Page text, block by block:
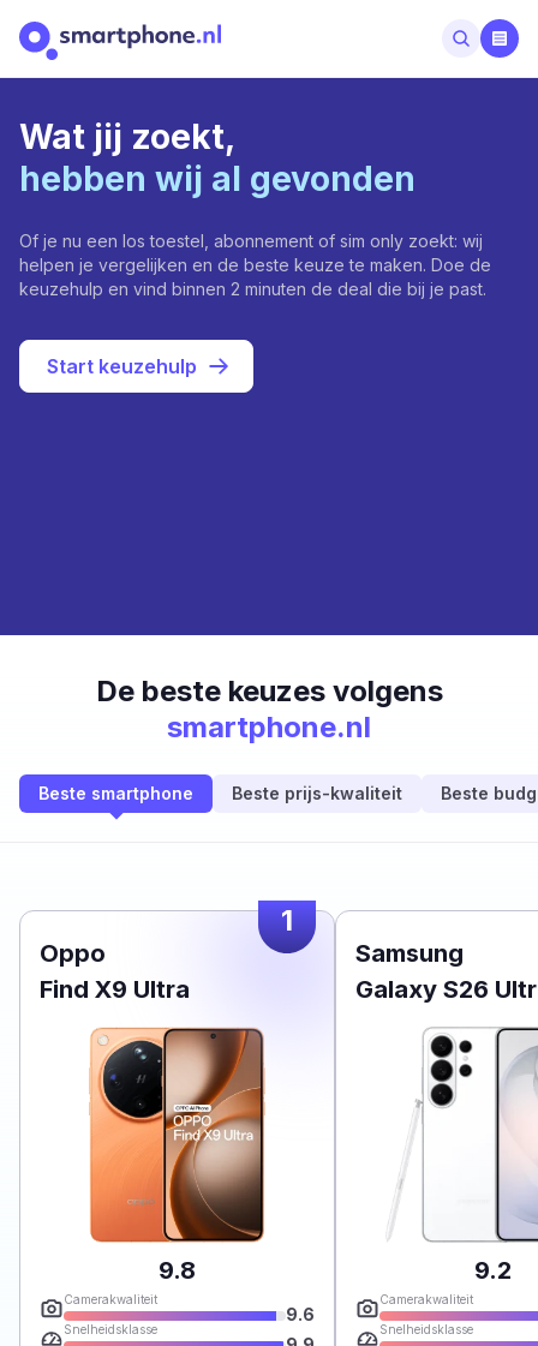
Wat jij zoekt,
hebben wij al gevonden
Of je nu een los toestel, abonnement of sim only zoekt: wij
helpen je vergelijken en de beste keuze te maken. Doe de
keuzehulp en vind binnen 2 minuten de deal die bij je past.
Start keuzehulp
De beste keuzes volgens
smartphone.nl
Beste smartphone Beste prijs-kwaliteit Beste
1
Oppo
Find X9 Ultra
9.8
Camerakwaliteit
9.6
Snelheidsklasse
Samsung
Galaxy S26
9.2
Camerakwaliteit
Snelheidsklasse